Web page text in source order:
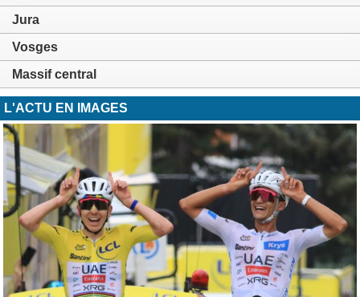
Jura
Vosges
Massif central
L'ACTU EN IMAGES